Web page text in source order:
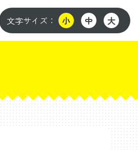
文字サイズ： 小 中 大